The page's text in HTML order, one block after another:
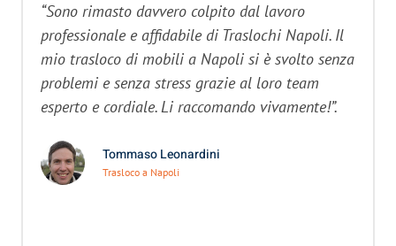
“Sono rimasto davvero colpito dal lavoro
professionale e affidabile di Traslochi Napoli. Il
mio trasloco di mobili a Napoli si è svolto senza
problemi e senza stress grazie al loro team
esperto e cordiale. Li raccomando vivamente!”.
Tommaso Leonardini
Trasloco a Napoli